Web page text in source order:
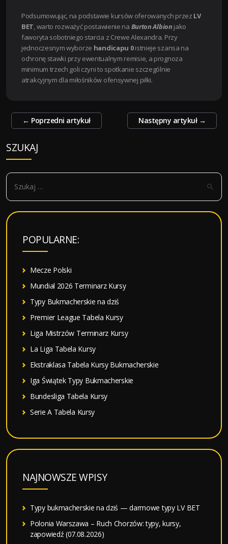
Podsumowując, na podstawie kursów oferowanych przez LV
BET, warto rozważyć postawienie na Burton Albion jako
faworyta sobotniego starcia z Crewe Alexandra. Przy
jednoczesnym wyborze handicapu 0istnieje szansa na
ochronę stawki przy ewentualnym remisie, a prognoza
minimum trzech goli czyni to spotkanie szczególnie
atrakcyjnym dla miłośników ofensywnej piłki.
Zobacz
← Poprzedni artykuł Następny artykuł →
SZUKAJ
S
k
POPULARNE:
Mecze Polski
Mundial 2026 Terminarz Kursy
Typy Bukmacherskie na dziś
Premier League Tabela Kursy
Liga Mistrzów Terminarz Kursy
La Liga Tabela Kursy
Ekstraklasa Tabela Kursy Bukmacherskie
Iga Świątek Typy Bukmacherskie
Bundesliga Tabela Kursy
Serie A Tabela Kursy
NAJNOWSZE WPISY
Typy bukmacherskie na dziś — darmowe typy LV BET
Polonia Warszawa – Ruch Chorzów: typy, kursy,
zapowiedź (07.08.2026)